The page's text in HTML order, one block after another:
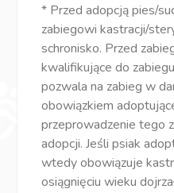
* Przed adopcją pies/
zabiegowi kastracji/
schronisko. Przed
kwalifikujące do
pozwala na zabieg w
obowiązkiem
przeprowadzenie tego
adopcji. Jeśli psiak
wtedy obowiązuje
osiągnięciu wieku